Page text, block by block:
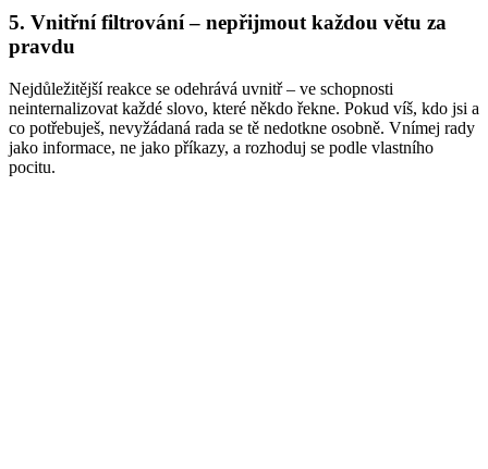
5. Vnitřní filtrování – nepřijmout každou větu za
pravdu
Nejdůležitější reakce se odehrává uvnitř – ve schopnosti
neinternalizovat každé slovo, které někdo řekne. Pokud víš, kdo jsi a
co potřebuješ, nevyžádaná rada se tě nedotkne osobně. Vnímej rady
jako informace, ne jako příkazy, a rozhoduj se podle vlastního
pocitu.